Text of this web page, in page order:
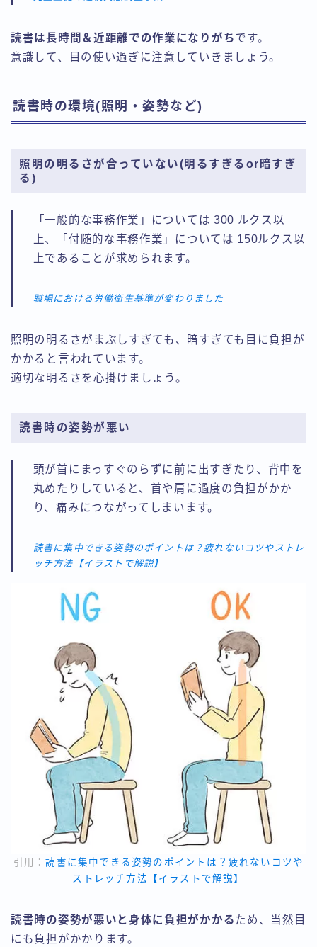
読書は長時間＆近距離での作業になりがちです。
意識して、目の使い過ぎに注意していきましょう。
読書時の環境(照明・姿勢など)
照明の明るさが合っていない(明るすぎるor暗すぎ
る)
「一般的な事務作業」については 300 ルクス以
上、「付随的な事務作業」については 150ルクス以
上であることが求められます。
職場における労働衛生基準が変わりました
照明の明るさがまぶしすぎても、暗すぎても目に負担が
かかると言われています。
適切な明るさを心掛けましょう。
読書時の姿勢が悪い
頭が首にまっすぐのらずに前に出すぎたり、背中を
丸めたりしていると、首や肩に過度の負担がかか
り、痛みにつながってしまいます。
読書に集中できる姿勢のポイントは？疲れないコツやストレ
ッチ方法【イラストで解説】
引用：読書に集中できる姿勢のポイントは？疲れないコツや
ストレッチ方法【イラストで解説】
読書時の姿勢が悪いと身体に負担がかかるため、当然目
にも負担がかかります。